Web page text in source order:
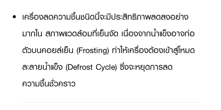
เครื่องลดความชื้นชนิดนี้จะมีประสิทธิภาพลดลงอย่าง
มากใน สภาพแวดล้อมที่เย็นจัด เนื่องจากน้ำแข็งอาจก่อ
ตัวบนคอยล์เย็น (Frosting) ทำให้เครื่องต้องเข้าสู่โหมด
ละลายน้ำแข็ง (Defrost Cycle) ซึ่งจะหยุดการลด
ความชื้นชั่วคราว